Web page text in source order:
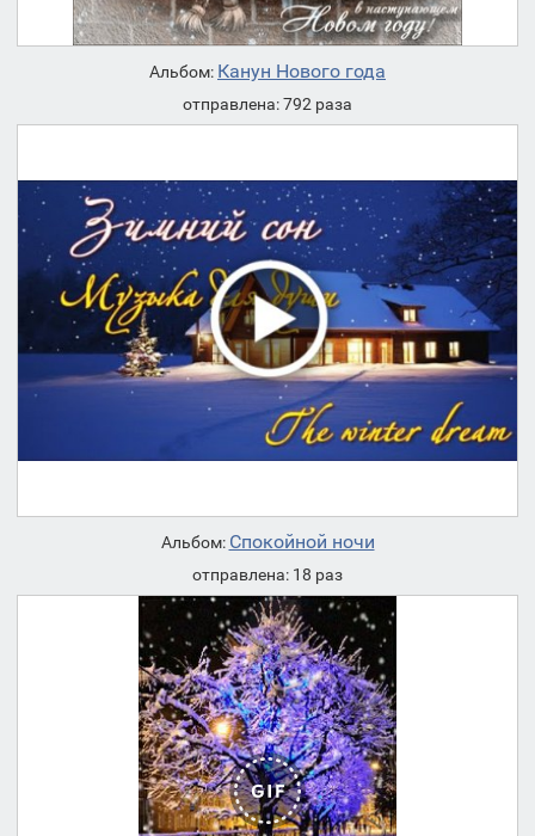
Альбом: Канун Нового года
отправлена: 792 раза
Альбом: Спокойной ночи
отправлена: 18 раз